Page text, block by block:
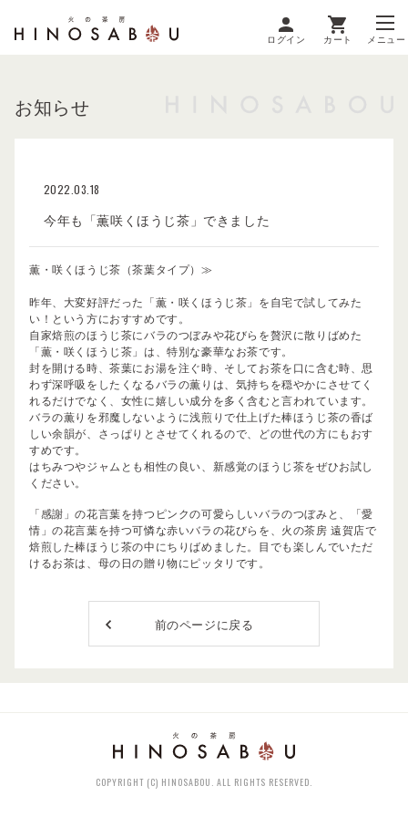
ログイン カート メニュー
お知らせ
2022.03.18
今年も「薫咲くほうじ茶」できました
薫・咲くほうじ茶（茶葉タイプ）≫
昨年、大変好評だった「薫・咲くほうじ茶」を自宅で試してみた
い！という方におすすめです。
自家焙煎のほうじ茶にバラのつぼみや花びらを贅沢に散りばめた
「薫・咲くほうじ茶」は、特別な豪華なお茶です。
封を開ける時、茶葉にお湯を注ぐ時、そしてお茶を口に含む時、思
わず深呼吸をしたくなるバラの薫りは、気持ちを穏やかにさせてく
れるだけでなく、女性に嬉しい成分を多く含むと言われています。
バラの薫りを邪魔しないように浅煎りで仕上げた棒ほうじ茶の香ば
しい余韻が、さっぱりとさせてくれるので、どの世代の方にもおす
すめです。
はちみつやジャムとも相性の良い、新感覚のほうじ茶をぜひお試し
ください。
「感謝」の花言葉を持つピンクの可愛らしいバラのつぼみと、「愛
情」の花言葉を持つ可憐な赤いバラの花びらを、火の茶房 遠賀店で
焙煎した棒ほうじ茶の中にちりばめました。目でも楽しんでいただ
けるお茶は、母の日の贈り物にピッタリです。
前のページに戻る
COPYRIGHT (C) HINOSABOU. ALL RIGHTS RESERVED.